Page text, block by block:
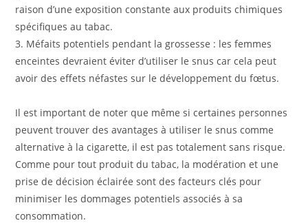
raison d’une exposition constante aux produits chimiques
spécifiques au tabac.
3. Méfaits potentiels pendant la grossesse : les femmes
enceintes devraient éviter d’utiliser le snus car cela peut
avoir des effets néfastes sur le développement du fœtus.
Il est important de noter que même si certaines personnes
peuvent trouver des avantages à utiliser le snus comme
alternative à la cigarette, il est pas totalement sans risque.
Comme pour tout produit du tabac, la modération et une
prise de décision éclairée sont des facteurs clés pour
minimiser les dommages potentiels associés à sa
consommation.